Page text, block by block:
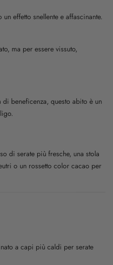
effetto snellente e affascinante.
ma per essere vissuto,
beneficenza, questo abito è un
di serate più fresche, una stola
o un rossetto color cacao per
a capi più caldi per serate